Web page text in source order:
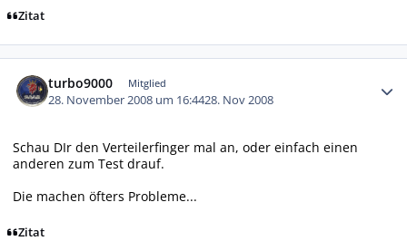
Zitat
turbo9000 Mitglied
28. November 2008 um 16:4428. Nov 2008
Schau DIr den Verteilerfinger mal an, oder einfach einen
anderen zum Test drauf.
Die machen öfters Probleme...
Zitat